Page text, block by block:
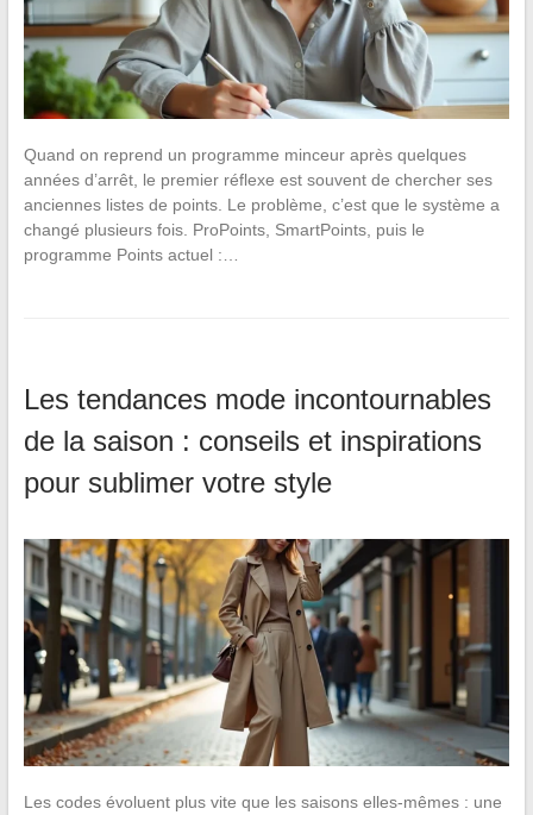
Quand on reprend un programme minceur après quelques
années d’arrêt, le premier réflexe est souvent de chercher ses
anciennes listes de points. Le problème, c’est que le système a
changé plusieurs fois. ProPoints, SmartPoints, puis le
programme Points actuel :…
Les tendances mode incontournables
de la saison : conseils et inspirations
pour sublimer votre style
Les codes évoluent plus vite que les saisons elles-mêmes : une